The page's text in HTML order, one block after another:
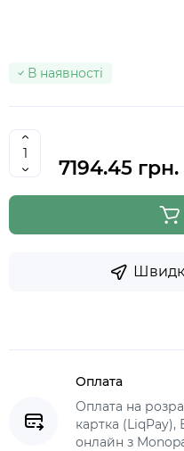
В наявності
7194.45 грн.
Оплата
Оплата на
картка (LiqPay),
онлайн з